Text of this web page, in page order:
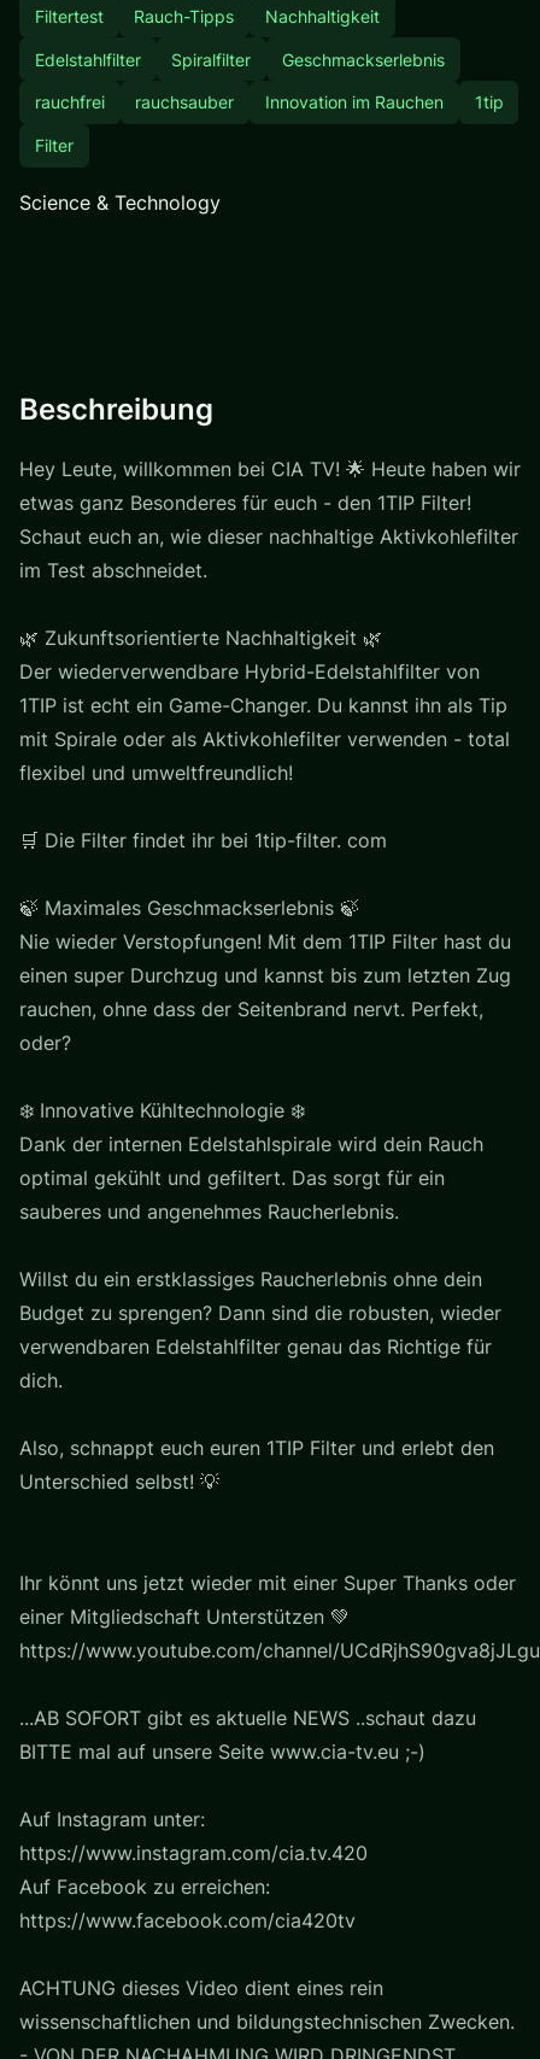
Filtertest Rauch-Tipps Nachhaltigkeit
Edelstahlfilter Spiralfilter Geschmackserlebnis
rauchfrei rauchsauber Innovation im Rauchen 1tip
Filter
Science & Technology
Beschreibung
Hey Leute, willkommen bei CIA TV! 🌟 Heute haben wir
etwas ganz Besonderes für euch - den 1TIP Filter!
Schaut euch an, wie dieser nachhaltige Aktivkohlefilter
im Test abschneidet.
🌿 Zukunftsorientierte Nachhaltigkeit 🌿
Der wiederverwendbare Hybrid-Edelstahlfilter von
1TIP ist echt ein Game-Changer. Du kannst ihn als Tip
mit Spirale oder als Aktivkohlefilter verwenden - total
flexibel und umweltfreundlich!
🛒 Die Filter findet ihr bei 1tip-filter. com
🍃 Maximales Geschmackserlebnis 🍃
Nie wieder Verstopfungen! Mit dem 1TIP Filter hast du
einen super Durchzug und kannst bis zum letzten Zug
rauchen, ohne dass der Seitenbrand nervt. Perfekt,
oder?
❄️ Innovative Kühltechnologie ❄️
Dank der internen Edelstahlspirale wird dein Rauch
optimal gekühlt und gefiltert. Das sorgt für ein
sauberes und angenehmes Raucherlebnis.
Willst du ein erstklassiges Raucherlebnis ohne dein
Budget zu sprengen? Dann sind die robusten, wieder
verwendbaren Edelstahlfilter genau das Richtige für
dich.
Also, schnappt euch euren 1TIP Filter und erlebt den
Unterschied selbst! 💡
Ihr könnt uns jetzt wieder mit einer Super Thanks oder
einer Mitgliedschaft Unterstützen 💚
https://www.youtube.com/channel/
...AB SOFORT gibt es aktuelle NEWS ..schaut dazu
BITTE mal auf unsere Seite www.cia-tv.eu ;-)
Auf Instagram unter:
https://www.instagram.com/cia.tv.420
Auf Facebook zu erreichen:
https://www.facebook.com/cia420tv
ACHTUNG dieses Video dient eines rein
wissenschaftlichen und bildungstechnischen Zwecken.